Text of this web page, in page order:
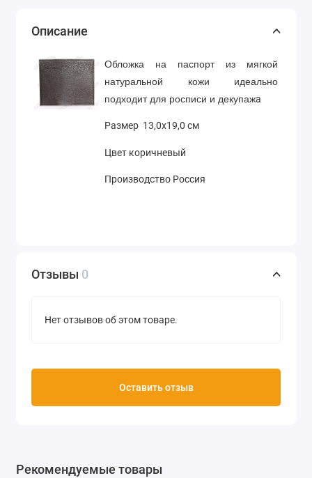
Описание
Обложка на паспорт из мягкой
натуральной кожи идеально
подходит для росписи и декупажа
Размер 13,0х19,0 см
Цвет коричневый
Производство Россия
Отзывы 0
Нет отзывов об этом товаре.
Оставить отзыв
Рекомендуемые товары